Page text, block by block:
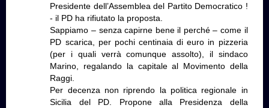
Presidente dell’Assemblea del Partito Democratico !
- il PD ha rifiutato la proposta.
Sappiamo – senza capirne bene il perché – come il
PD scarica, per pochi centinaia di euro in pizzeria
(per i quali verrà comunque assolto), il sindaco
Marino, regalando la capitale al Movimento della
Raggi.
Per decenza non riprendo la politica regionale in
Sicilia del PD. Propone alla Presidenza della